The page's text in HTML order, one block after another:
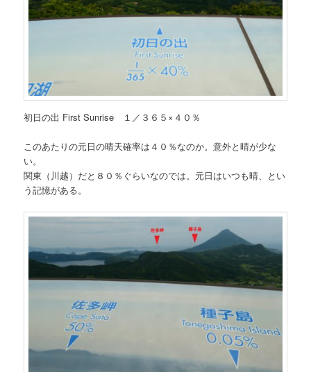
初日の出 First Sunrise １／３６５×４０％
このあたりの元日の晴天確率は４０％なのか。意外と晴が少な
い。
関東（川越）だと８０％ぐらいなのでは。元日はいつも晴、とい
う記憶がある。